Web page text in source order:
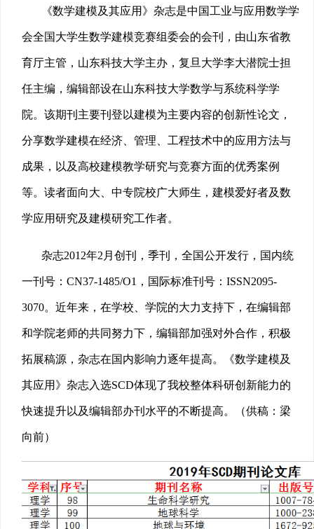
《数学建模及其应用》杂志是中国工业与应用数学学
会全国大学生数学建模竞赛组委会的会刊，由山东省教
育厅主管，山东科技大学主办，复旦大学李大潜院士担
任主编，编辑部设在山东科技大学数学与系统科学学
院。该期刊主要刊登以建模为主要内容的创新性论文，
分享数学建模在经济、管理、工程技术中的应用方法与
成果，以及高校建模教学研究与竞赛方面的优秀案例
等。读者面向大、中专院校广大师生，建模爱好者及数
学应用研究及建模研究工作者。
杂志2012年2月创刊，季刊，全国公开发行，国内统
一刊号：CN37-1485/O1，国际标准刊号：ISSN2095-
3070。近年来，在学校、学院的大力支持下，在编辑部
和学院老师的共同努力下，编辑部加强对外合作，积极
拓展稿源，杂志在国内影响力逐年提高。《数学建模及
其应用》杂志入选SCD体现了我校整体科研创新能力的
快速提升以及编辑部办刊水平的不断提高。（供稿：梁
向前）